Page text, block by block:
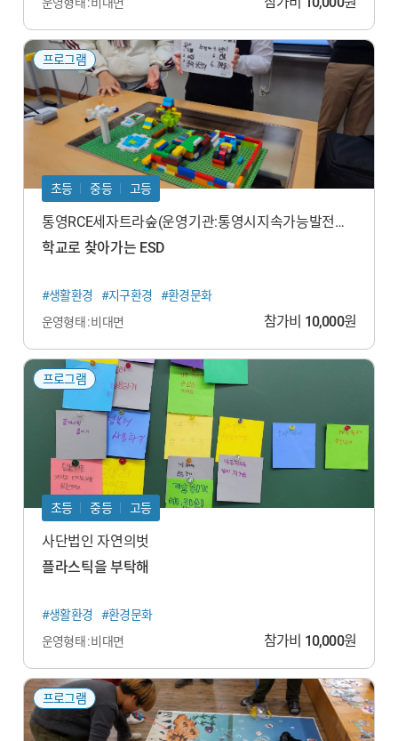
프로그램
초등 중등 고등
통영RCE세자트라숲(운영기관:통영시지속가능발전교
육재단)
학교로 찾아가는 ESD
#생활환경 #지구환경
#환경문화
운영형태 : 비대면
참가비 10,000원
프로그램
초등 중등 고등
사단법인 자연의벗
플라스틱을 부탁해
#생활환경
#환경문화
운영형태 : 비대면
참가비 10,000원
프로그램